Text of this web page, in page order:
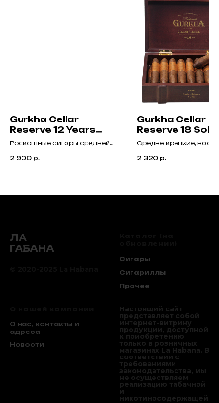
Gurkha Cellar
Reserve 12 Years
Platinum Tubos
Роскошные сигары средней
лет в никрагуанских
уникальное курительное
2 900 р.
Gurkha Cellar
Reserve 18
Double Robusto
Средне-крепкие,
упакованные в
2 320 р.
ЛА
ГАБАНА
Сигары
Сигариллы
Прочее
О нас, контакты и
адреса
Новости
Настоящий сайт
представляет собой
интернет-витрину
продукции, доступной
к приобретению
только в розничных
магазинах La Habana. В
соответствии с
требованиями
законодательства, мы
не осуществляем
реализацию табачной
и
никотиносодержащей